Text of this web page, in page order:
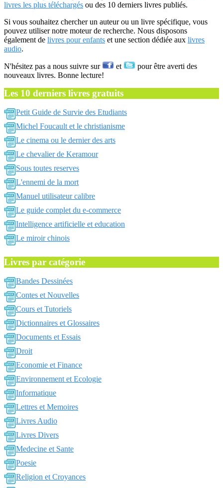
livres les plus téléchargés ou des 10 derniers livres publiés.
Si vous souhaitez chercher un auteur ou un livre spécifique, vous
pouvez utiliser notre moteur de recherche. Nous disposons
également de livres pour enfants et une section dédiée aux livres
audio.
N'hésitez pas a nous suivre sur et
pour être averti des
nouveaux livres. Bonne lecture!
Les 10 derniers livres gratuits
Petit Guide de Survie des Etudiants
Michel Foucault et le christianisme
Le cinema ou le dernier des arts
Le chevalier de Keramour
Sous toutes reserves
L'ennemi de la mort
Manuel utilisateur calibre
Le guide complet du e-commerce
Intelligence artificielle et education
Le miroir chinois
Livres par catégorie
Bandes Dessinées
Contes et Nouvelles
Cours et Tutoriels
Dictionnaires et Glossaires
Documents et Essais
Droit
Economie et Finance
Environnement et Ecologie
Informatique
Lettres et Memoires
Livres Audio
Livres Divers
Medecine et Sante
Poesie
Religion et Croyances